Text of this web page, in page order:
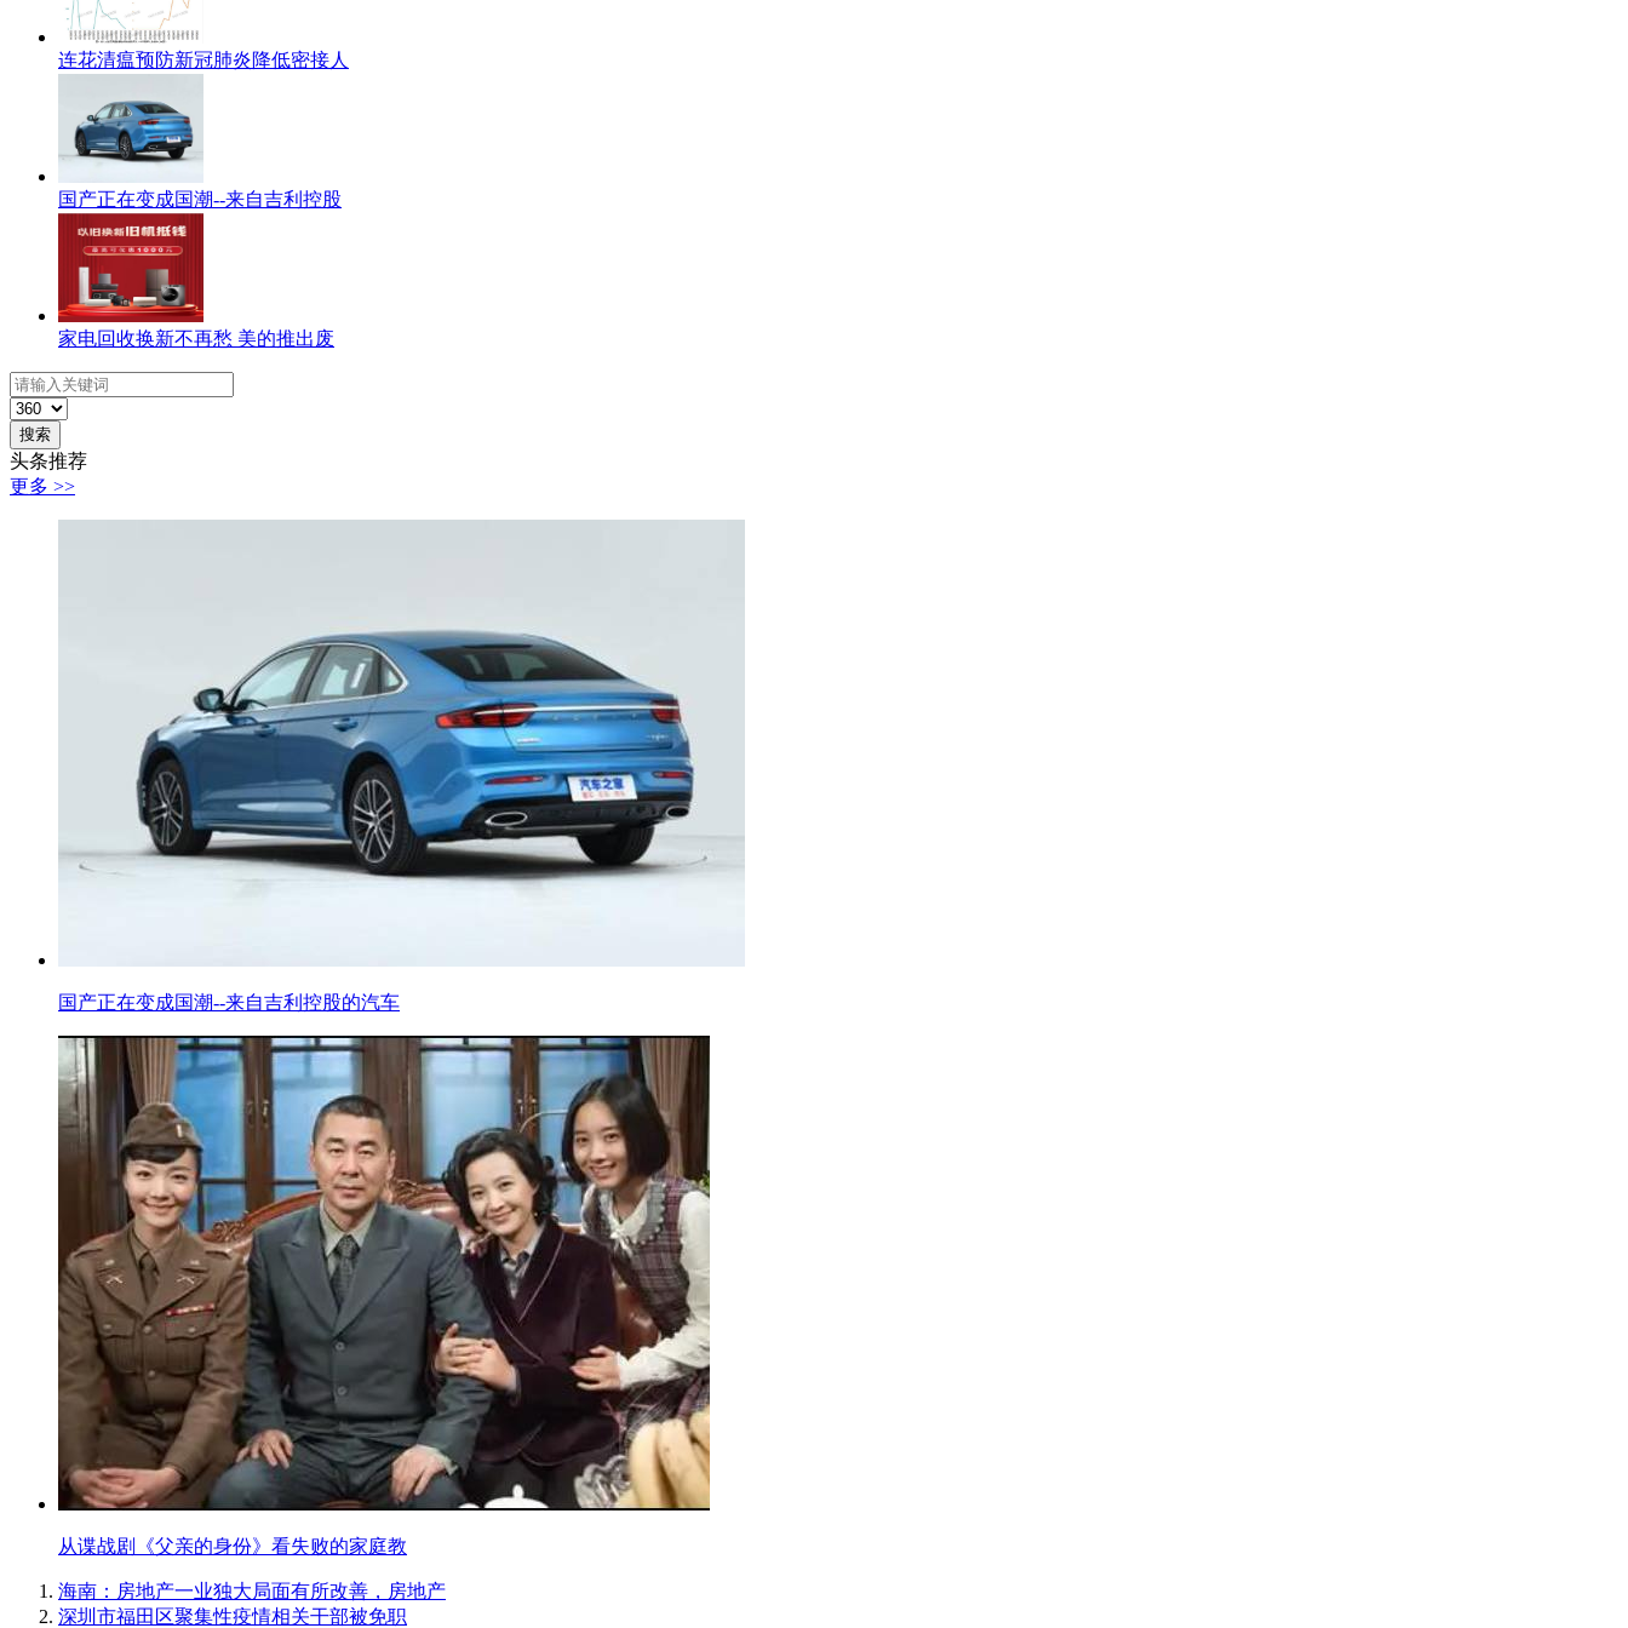
连花清瘟预防新冠肺炎降低密接人
国产正在变成国潮--来自吉利控股
家电回收换新不再愁 美的推出废
搜索
头条推荐
更多 >>
国产正在变成国潮--来自吉利控股的汽车
从谍战剧《父亲的身份》看失败的家庭教
海南：房地产一业独大局面有所改善，房地产
深圳市福田区聚集性疫情相关干部被免职